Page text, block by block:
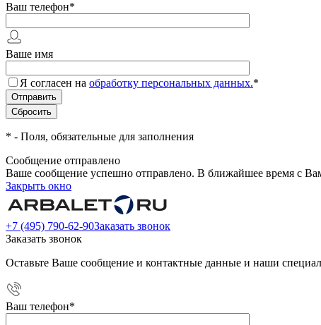
Ваш телефон*
Ваше имя
Я согласен на обработку персональных данных.*
* - Поля, обязательные для заполнения
Сообщение отправлено
Ваше сообщение успешно отправлено. В ближайшее время с
Закрыть окно
+7 (495) 790-62-90Заказать звонок
Заказать звонок
Оставьте Ваше сообщение и контактные данные и наши
Ваш телефон*